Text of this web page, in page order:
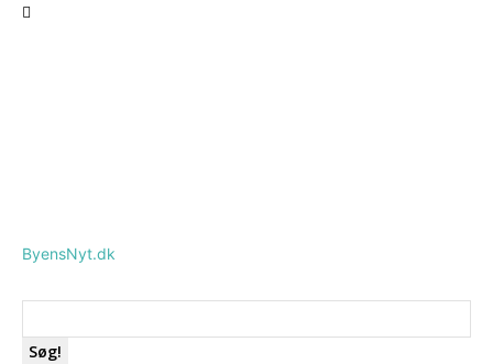
ByensNyt.dk
Søg!